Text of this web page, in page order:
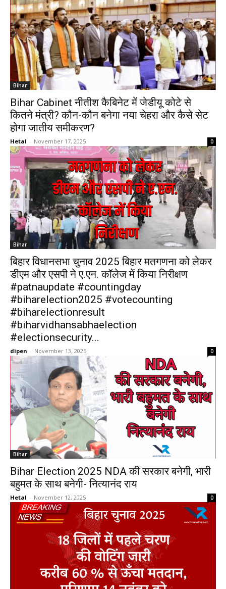
Bihar
Bihar Cabinet नीतीश कैबिनेट में जेडीयू कोटे से
कितने मंत्री? कौन-कौन बनेगा नया चेहरा और कैसे सेट
होगा जातीय समीकरण?
Hetal - November 17, 2025 0
Bihar
बिहार विधानसभा चुनाव 2025 बिहार मतगणना को लेकर
डीएम और एसपी ने ए.एन. कॉलेज में किया निरीक्षण
#patnaupdate #countingday
#biharelection2025 #votecounting
#biharelectionresult
#biharvidhansabhaelection
#electionsecurity...
dipen - November 13, 2025 0
Bihar
Bihar Election 2025 NDA की सरकार बनेगी, भारी
बहुमत के साथ बनेगी- नित्यानंद राय
Hetal - November 12, 2025 0